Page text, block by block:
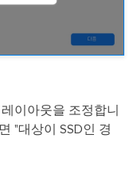
이아웃을 조정합니
"대상이 SSD인 경